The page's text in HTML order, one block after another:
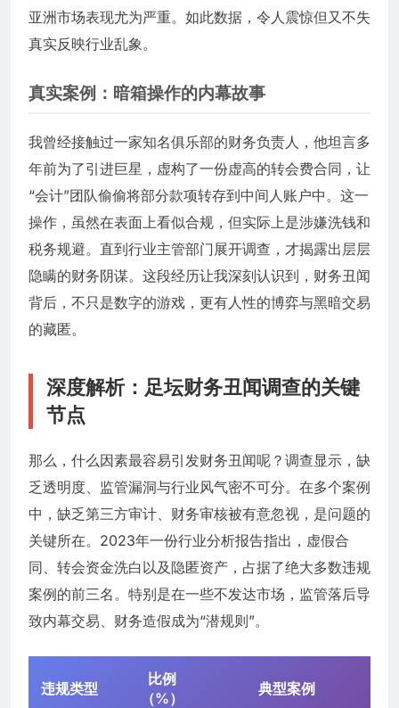
亚洲市场表现尤为严重。如此数据，令人震惊但又不失
真实反映行业乱象。
真实案例：暗箱操作的内幕故事
我曾经接触过一家知名俱乐部的财务负责人，他坦言多
年前为了引进巨星，虚构了一份虚高的转会费合同，让
“会计”团队偷偷将部分款项转存到中间人账户中。这一
操作，虽然在表面上看似合规，但实际上是涉嫌洗钱和
税务规避。直到行业主管部门展开调查，才揭露出层层
隐瞒的财务阴谋。这段经历让我深刻认识到，财务丑闻
背后，不只是数字的游戏，更有人性的博弈与黑暗交易
的藏匿。
深度解析：足坛财务丑闻调查的关键
节点
那么，什么因素最容易引发财务丑闻呢？调查显示，缺
乏透明度、监管漏洞与行业风气密不可分。在多个案例
中，缺乏第三方审计、财务审核被有意忽视，是问题的
关键所在。2023年一份行业分析报告指出，虚假合
同、转会资金洗白以及隐匿资产，占据了绝大多数违规
案例的前三名。特别是在一些不发达市场，监管落后导
致内幕交易、财务造假成为“潜规则”。
违规类型
比例
（%）
典型案例